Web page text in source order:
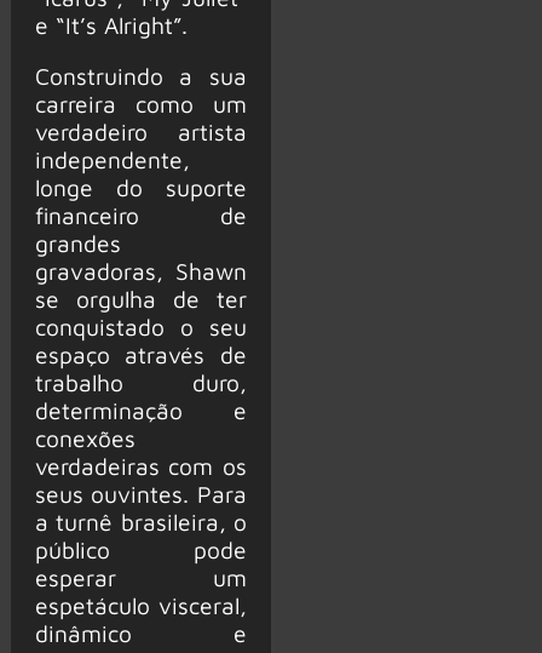
e “It’s Alright”.
Construindo a sua
carreira como um
verdadeiro artista
independente,
longe do suporte
financeiro de
grandes
gravadoras, Shawn
se orgulha de ter
conquistado o seu
espaço através de
trabalho duro,
determinação e
conexões
verdadeiras com os
seus ouvintes. Para
a turnê brasileira, o
público pode
esperar um
espetáculo visceral,
dinâmico e